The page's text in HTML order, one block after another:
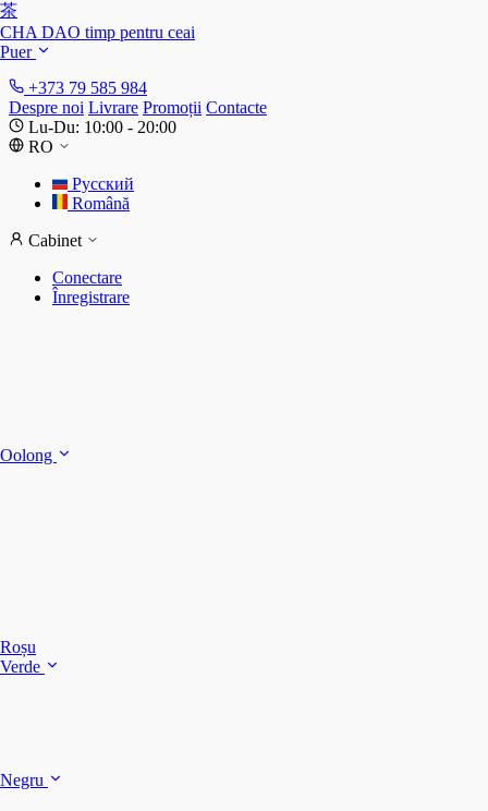
+373 79 585 984
Despre noi Livrare Promoții Contacte
Lu-Du: 10:00 - 20:00
RO
Русский
Română
Cabinet
Conectare
Înregistrare
茶
CHA DAO timp pentru ceai
Puer
Oolong
Roșu
Verde
Negru